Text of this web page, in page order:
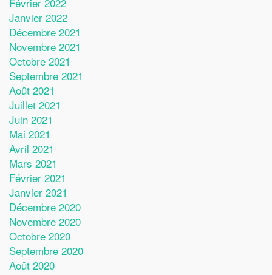
Janvier 2022
Décembre 2021
Novembre 2021
Octobre 2021
Septembre 2021
Août 2021
Juillet 2021
Juin 2021
Mai 2021
Avril 2021
Mars 2021
Février 2021
Janvier 2021
Décembre 2020
Novembre 2020
Octobre 2020
Septembre 2020
Août 2020